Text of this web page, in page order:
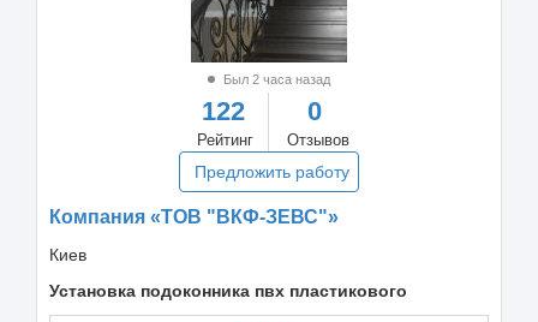
Был 2 часа назад
122
Рейтинг
0
Отзывов
Предложить работу
Компания «ТОВ "ВКФ-ЗЕВС"»
Киев
Установка подоконника пвх пластикового